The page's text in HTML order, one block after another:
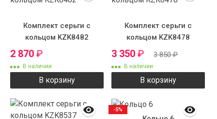
Комплект серьги с
кольцом KZK8482
2 870 ₽
В наличии
В корзину
Комплект серьги с
кольцом KZK8478
3 350 ₽ 3 850₽
В наличии
В корзину
-5%